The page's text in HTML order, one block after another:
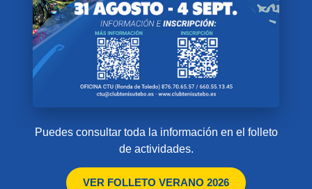
Puedes consultar toda la información en el folleto
de actividades.
VER FOLLETO VERANO 2026